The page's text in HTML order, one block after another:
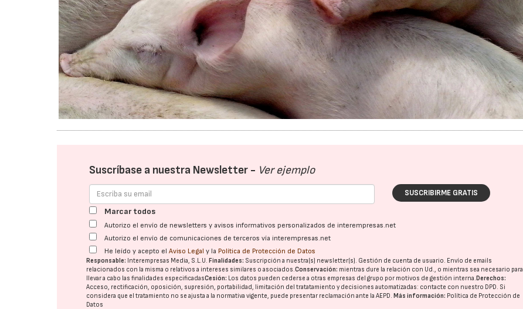
Suscríbase a nuestra Newsletter - Ver ejemplo
SUSCRIBIRME GRATIS
Marcar todos
Autorizo el envío de newsletters y avisos informativos personalizados de interempresas.net
Autorizo el envío de comunicaciones de terceros vía interempresas.net
He leído y acepto elAviso Legal y la Política de Protección de Datos
Responsable: Interempresas Media, S.L.U.Finalidades: Suscripción a nuestra(s) newsletter(s). Gestión de cuenta de usuario. Envío de emails
relacionados con la misma o relativos a intereses similares o asociados.Conservación: mientras dure la relación con Ud., o mientras sea necesario para
llevar a cabo las finalidades especificadasCesión: Los datos pueden cederse a otras empresas del grupo por motivos de gestión interna.Derechos:
Acceso, rectificación, oposición, supresión, portabilidad, limitación del tratatamiento y decisiones automatizadas: contacte con nuestro DPD. Si
considera que el tratamiento no se ajusta a la normativa vigente, puede presentar reclamación ante laAEPD.Más información: Política de Protección de
Datos